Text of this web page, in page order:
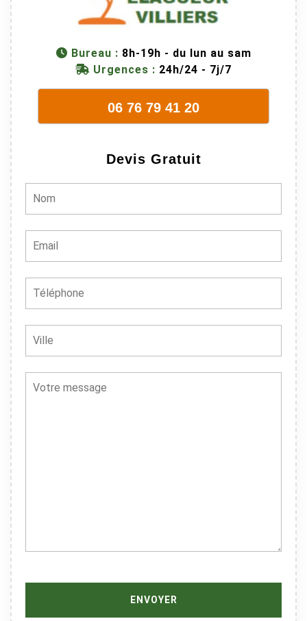
très bien leur
en plus ils
Bref, nous
Bureau : 8h-19h - du lun au sam
Urgences : 24h/24 - 7j/7
06 76 79 41 20
Devis Gratuit